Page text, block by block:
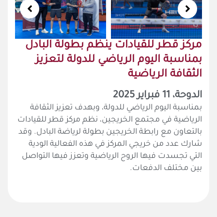
قطر للقيادات ينظم بطولة البادل
اليوم الرياضي للدولة لتعزيز
الرياضية
11 فبراير 2025
اليوم الرياضي للدولة، وبهدف تعزيز الثقافة
في مجتمع الخريجين، نظم مركز قطر للقيادات
مع رابطة الخريجين بطولة لرياضة البادل. وقد
عدد من خريجي المركز في هذه الفعالية الودية
تجسدت فيها الروح الرياضية وتعزز فيها التواصل
مختلف الدفعات.